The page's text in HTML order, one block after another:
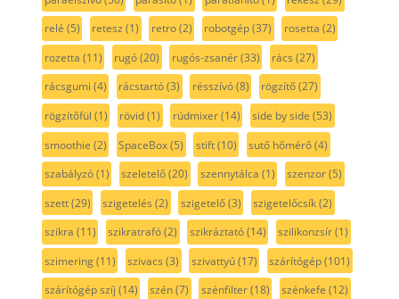
relé (5) retesz (1) retro(2) robotgép(37) rosetta (2)
rozetta (11) rugó(20) rugós-zsanér(33) rács (27)
rácsgumi (4) rácstartó(3) résszívó(8) rögzítő(27)
rögzítőfül (1) rövid(1) rúdmixer(14) side by side (53)
smoothie (2) SpaceBox(5) stift(10) sutő hőmérő(4)
szabályzó(1) szeletelő(20) szennytálca (1) szenzor(5)
szett(29) szigetelés (2) szigetelő(3) szigetelőcsík(2)
szikra (11) szikratrafó(2) szikráztató(14) szilikonzsír(1)
szimering(11) szivacs (3) szivattyú(17) szárítógép(101)
szárítógép szíj (14) szén(7) szénfilter(18) szénkefe (12)